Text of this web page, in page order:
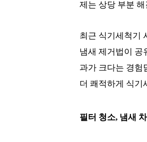
제는 상당 부분
최근 식기세척기
냄새 제거법이 공
과가 크다는 경험
더 쾌적하게 식기
필터 청소, 냄새